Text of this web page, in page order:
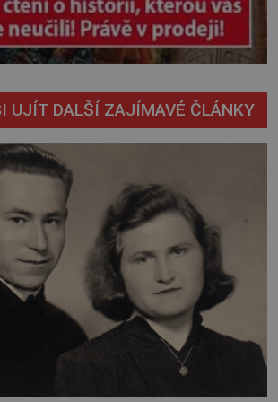
UJÍT DALŠÍ ZAJÍMAVÉ ČLÁNKY